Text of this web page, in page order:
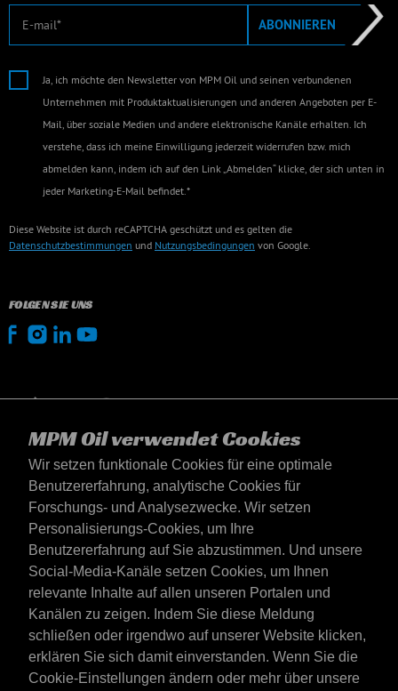
MPM Oil verwendet Cookies
Wir setzen funktionale Cookies für eine optimale
Benutzererfahrung, analytische Cookies für
Forschungs- und Analysezwecke. Wir setzen
Personalisierungs-Cookies, um Ihre
Benutzererfahrung auf Sie abzustimmen. Und unsere
Social-Media-Kanäle setzen Cookies, um Ihnen
relevante Inhalte auf allen unseren Portalen und
Kanälen zu zeigen. Indem Sie diese Meldung
schließen oder irgendwo auf unserer Website klicken,
erklären Sie sich damit einverstanden. Wenn Sie die
Cookie-Einstellungen ändern oder mehr über unsere
E-Mail ABONNIEREN
Ja, ich möchte den Newsletter von MPM Oil und seinen verbundenen
Unternehmen mit Produktaktualisierungen und anderen Angeboten per E-
Mail, über soziale Medien und andere elektronische Kanäle erhalten. Ich
verstehe, dass ich meine Einwilligung jederzeit widerrufen bzw. mich
abmelden kann, indem ich auf den Link „Abmelden“ klicke, der sich unten in
jeder Marketing-E-Mail befindet.*
Diese Website ist durch reCAPTCHA geschützt und es gelten die
Datenschutzbestimmungen und Nutzungsbedingungen von Google.
FOLGEN SIE UNS
Deutschland
Kontakt
AGB's
Lieferbedingungen
Datenschutzerklärung